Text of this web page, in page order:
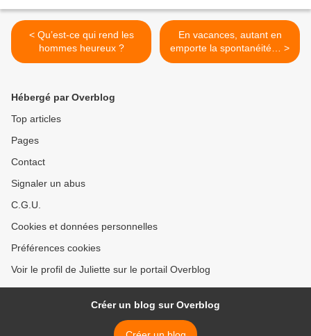
< Qu’est-ce qui rend les
hommes heureux ?
En vacances, autant en
emporte la spontanéité… >
Hébergé par Overblog
Top articles
Pages
Contact
Signaler un abus
C.G.U.
Cookies et données personnelles
Préférences cookies
Voir le profil de Juliette sur le portail Overblog
Créer un blog sur Overblog